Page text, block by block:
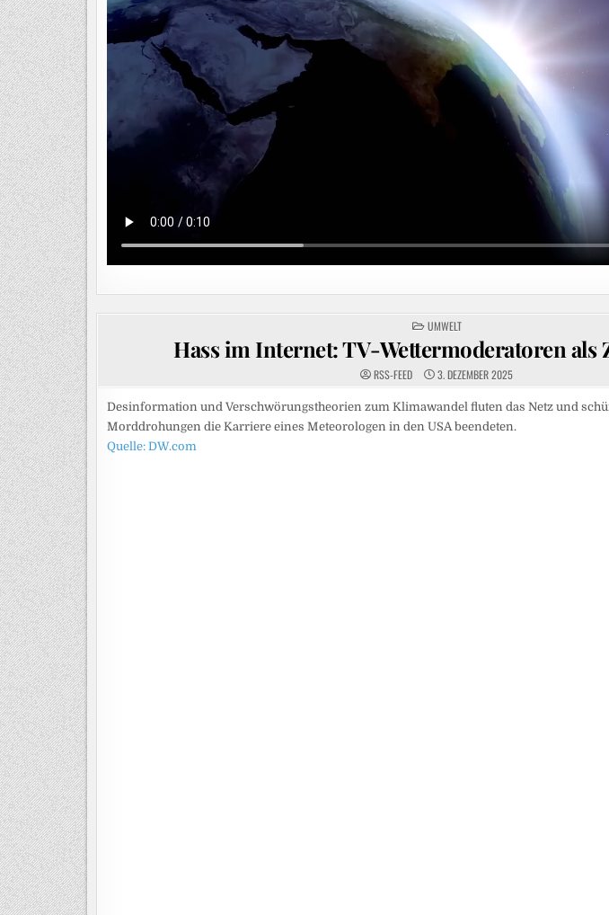
POSTED
IN
UMWELT
Hass im Internet: TV-Wettermoderatoren als
RSS-FEED 3. DEZEMBER 2025
Desinformation und Verschwörungstheorien zum Klimawandel fluten das Netz und
Morddrohungen die Karriere eines Meteorologen in den USA beendeten.
Quelle: DW.com